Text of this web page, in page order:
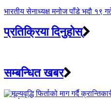
भारतीय सेनाध्यक्ष मनोज पाँडे भदौ १९
प्रतिक्रिया दिनुहोस्
सम्बन्धित खबर